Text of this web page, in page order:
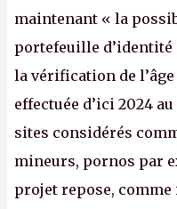
maintenant « la
portefeuille
la vérification de
effectuée d’ici 2024
sites considérés
mineurs, pornos par
projet repose,